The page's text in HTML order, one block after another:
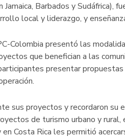
Barbados y
local y liderazgo, y
Colombia presentó las
que benefician a las
presentar
sus proyectos y recordaron su
de turismo urbano y
Costa Rica les permitió